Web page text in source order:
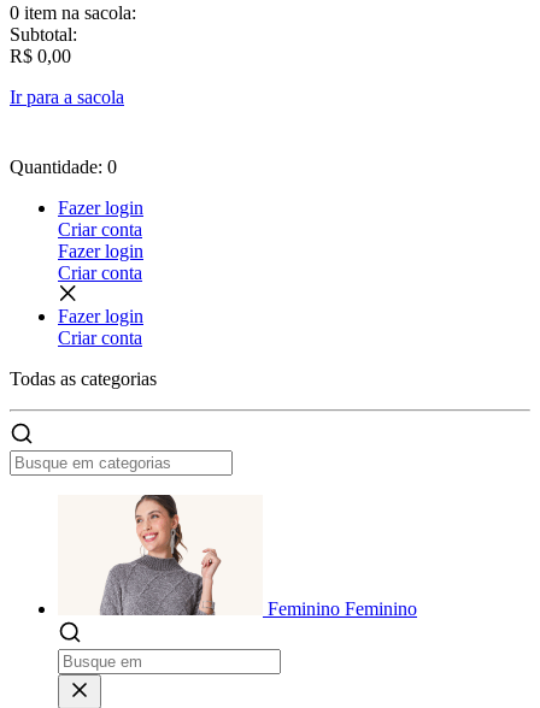
0 item na sacola:
Subtotal:
R$ 0,00
Ir para a sacola
Quantidade: 0
Fazer login
Criar conta
Fazer login
Criar conta
Fazer login
Criar conta
Todas as categorias
Feminino Feminino